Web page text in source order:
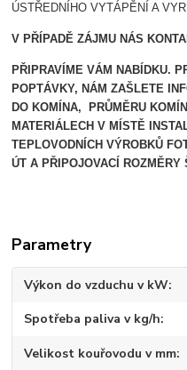
ÚSTŘEDNÍHO VYTÁPĚNÍ A
V PŘÍPADĚ ZÁJMU NÁS
PŘIPRAVÍME VÁM NABÍDKU.
POPTÁVKY, NÁM ZAŠLETE
DO KOMÍNA, PRŮMĚRU
MATERIÁLECH V MÍSTĚ
TEPLOVODNÍCH VÝROBKŮ
ÚT A PŘIPOJOVACÍ ROZMĚRY
Parametry
Výkon do vzduchu v kW
Spotřeba paliva v kg/h
Velikost kouřovodu v mm